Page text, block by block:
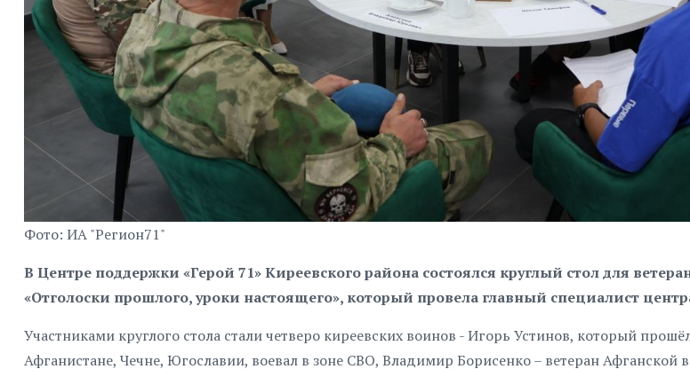
Фото: ИА "Регион71"
В Центре поддержки «Герой 71» Киреевского района состоялся круглый стол для
«Отголоски прошлого, уроки настоящего», который провела главный специалист
Участниками круглого стола стали четверо киреевских воинов - Игорь Устинов, который
Афганистане, Чечне, Югославии, воевал в зоне СВО, Владимир Борисенко – ветеран Афганской